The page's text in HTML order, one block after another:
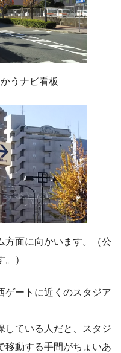
うナビ看板
方面に向かいます。（公
）
ートに近くのスタジア
している人だと、スタジ
移動する手間がちょいあ